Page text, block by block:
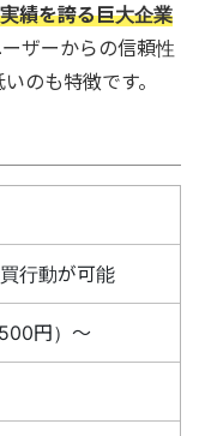
績を誇る巨大企業
ザーからの信頼性
のも特徴です。
行動が可能
円）〜